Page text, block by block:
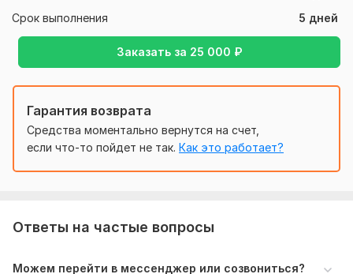
Срок выполнения
5 дней
Заказать за 25 000 ₽
максимального ROI.
6. Постоянный мониторинг и корректировка:
улучшения показателей.
7. Преимущества рекламы в РСЯ:
• Широкий охват:
• Ваши объявления будут показываться на тысячах
• Высокая эффективность.
Гарантия возврата
Средства моментально вернутся на счет,
если что-то пойдет не так. Как это работает?
Ответы на частые вопросы
Можем перейти в мессенджер или созвониться?